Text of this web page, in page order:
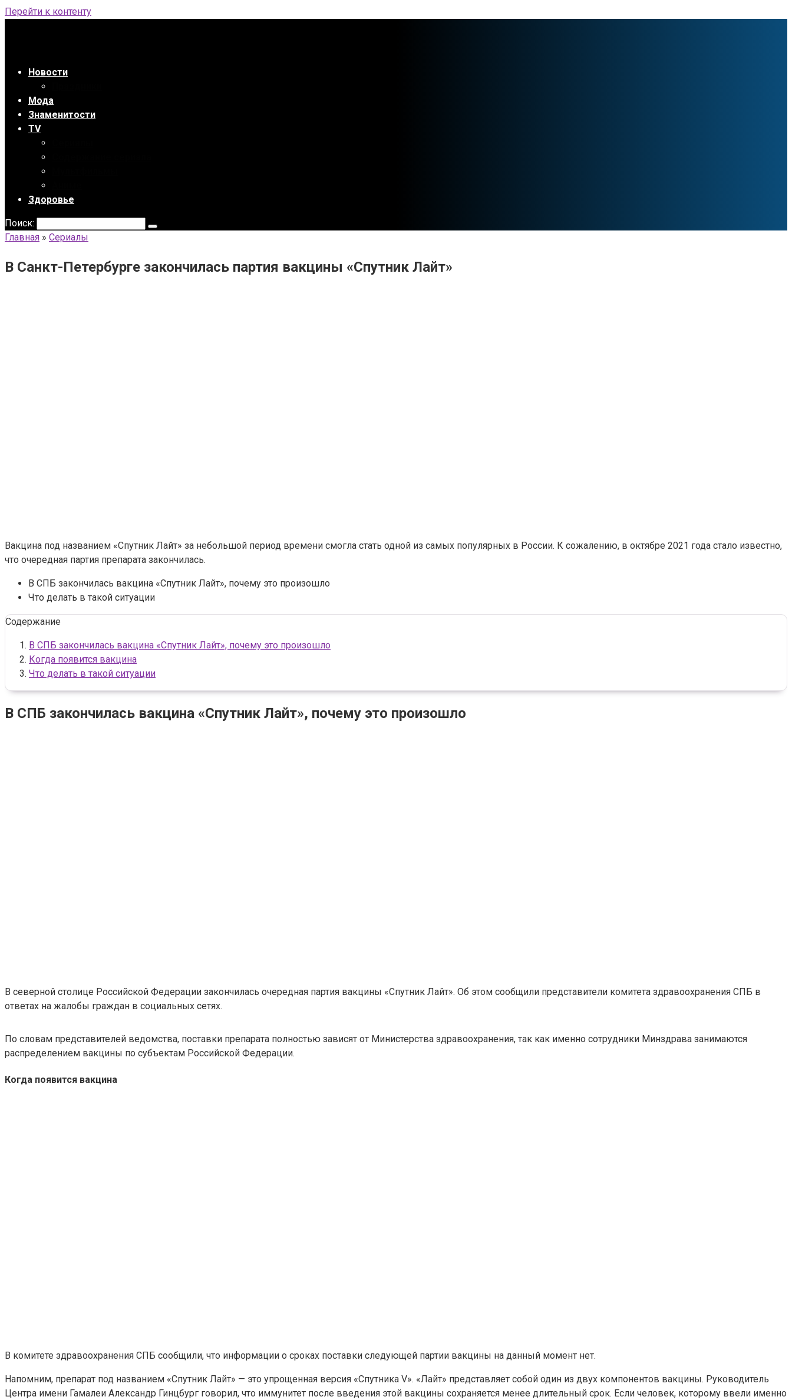
Перейти к контенту
Новости
Мода
Знаменитости
TV
Здоровье
Поиск:
Главная » Сериалы
В Санкт-Петербурге закончилась партия вакцины «Спутник Лайт»
Вакцина под названием «Спутник Лайт» за небольшой период времени смогла стать одной из самых популярных в России. К сожалению, в октябре 2021 года стало известно,
что очередная партия препарата закончилась.
В СПБ закончилась вакцина «Спутник Лайт», почему это произошло
Что делать в такой ситуации
Содержание
В СПБ закончилась вакцина «Спутник Лайт», почему это произошло
Когда появится вакцина
Что делать в такой ситуации
В СПБ закончилась вакцина «Спутник Лайт», почему это произошло
В северной столице Российской Федерации закончилась очередная партия вакцины «Спутник Лайт». Об этом сообщили представители комитета здравоохранения СПБ в
ответах на жалобы граждан в социальных сетях.
По словам представителей ведомства, поставки препарата полностью зависят от Министерства здравоохранения, так как именно сотрудники Минздрава занимаются
распределением вакцины по субъектам Российской Федерации.
Когда появится вакцина
В комитете здравоохранения СПБ сообщили, что информации о сроках поставки следующей партии вакцины на данный момент нет.
Напомним, препарат под названием «Спутник Лайт» — это упрощенная версия «Спутника V». «Лайт» представляет собой один из двух компонентов вакцины. Руководитель
Центра имени Гамалеи Александр Гинцбург говорил, что иммунитет после введения этой вакцины сохраняется менее длительный срок. Если человек, которому ввели именно